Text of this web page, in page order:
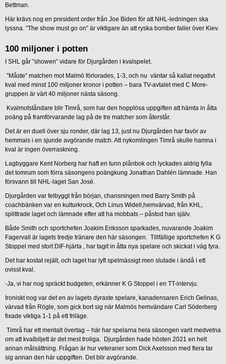
Bettman.
Här krävs nog en president order från Joe Biden för att NHL-ledningen ska
lyssna. ”The show must go on” är viktigare än att ryska bomber faller över Kiev.
100 miljoner i potten
I SHL går ”showen” vidare för Djurgården i kvalspelet.
”Måste” matchen mot Malmö förlorades, 1-3, och nu väntar så kallat negativt
kval med minst 100 miljoner kronor i potten – bara TV-avtalet med C More-
gruppen är värt 40 miljoner nästa säsong.
Kvalmotståndare blir Timrå, som har den hopplösa uppgiften att hämta in åtta
poäng på framförvarande lag på de tre matcher som återstår.
Det är en duell över sju ronder, där lag 13, just nu Djurgården har favör av
hemmais i en sjunde avgörande match. Att nykomlingen Timrå skulle hamna i
kval är ingen överraskning.
Lagbyggare Kent Norberg har haft en tunn plånbok och lyckades aldrig fylla
det tomrum som förra säsongens poängkung Jonathan Dahlén lämnade. Han
försvann till NHL-laget San José.
Djurgården var felbyggt från början, chansningen med Barry Smith på
coachbänken var en kulturkrock, Och Linus Widell,hemvärvad, från KHL,
splittrade laget och lämnade efter att ha mobbats – påstod han själv.
Både Smith och sportchefen Joakim Eriksson sparkades, nuvarande Joakim
Fagervall är lagets tredje tränare den här säsongen. Tillfällige sportchefen K G
Stoppel med stort DIF-hjärta , har tagit in åtta nya spelare och skickat i väg fyra.
Det har kostat rejält, och laget har lyft spelmässigt men slutade i ändå i ett
ovisst kval.
-Ja, vi har nog spräckt budgeten, erkänner K G Stoppel i en TT-intervju.
Ironiskt nog var det en av lagets dyraste spelare, kanadensaren Erich Gelinas,
värvad från Rögle, som gick bort sig när Malmös hemvändare Carl Söderberg
fixade viktiga 1-1 på ett friläge.
Timrå har ett mentalt övertag – här har spelarna hela säsongen varit medvetna
om att kvalbiljett är det mest troliga. Djurgården hade hösten 2021 en helt
annan målsättning. Frågan är hur veteraner som Dick Axelsson med flera tar
sig annan den här uppgiften. Det blir avgörande.